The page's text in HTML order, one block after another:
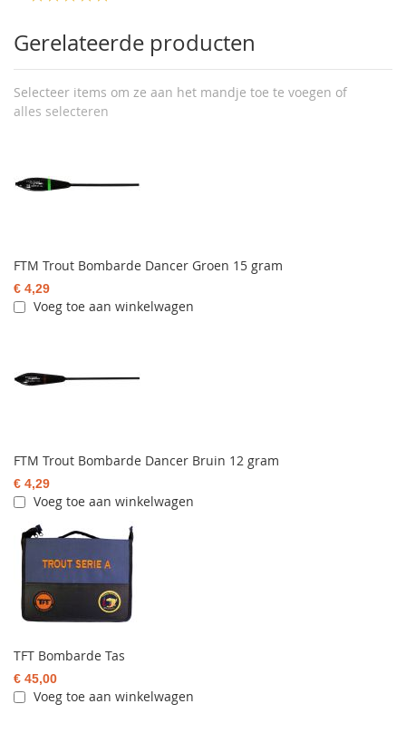
Gerelateerde producten
Selecteer items om ze aan het mandje toe te voegen of
alles selecteren
FTM Trout Bombarde Dancer Groen 15 gram
€ 4,29
Voeg toe aan winkelwagen
FTM Trout Bombarde Dancer Bruin 12 gram
€ 4,29
Voeg toe aan winkelwagen
TFT Bombarde Tas
€ 45,00
Voeg toe aan winkelwagen